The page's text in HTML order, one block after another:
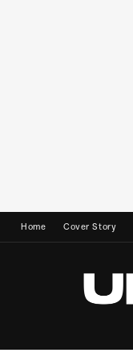
Home Cover Story